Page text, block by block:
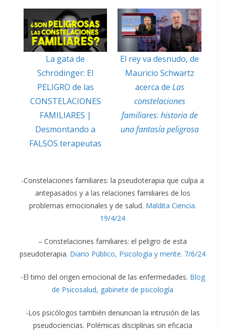
La gata de
Schrödinger: El
PELIGRO de las
CONSTELACIONES
FAMILIARES |
Desmontando a
FALSOS terapeutas
El rey va desnudo, de
Mauricio Schwartz
acerca de Las
constelaciones
familiares: historia de
una fantasía peligrosa
-Constelaciones familiares: la pseudoterapia que culpa a
antepasados y a las relaciones familiares de los
problemas emocionales y de salud. Maldita Ciencia.
19/4/24
– Constelaciones familiares: el peligro de esta
pseudoterapia. Diario Público, Psicología y mente. 7/6/24
-El timo del origen emocional de las enfermedades. Blog
de Psicosalud, gabinete de psicología
-Los psicólogos también denuncian la intrusión de las
pseudociencias. Polémicas disciplinas sin eficacia